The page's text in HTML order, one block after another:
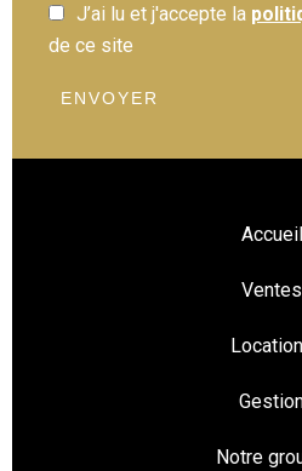
J’ai lu et j'accepte la
de ce site
ENVOYER
Accueil
Ventes
Notre